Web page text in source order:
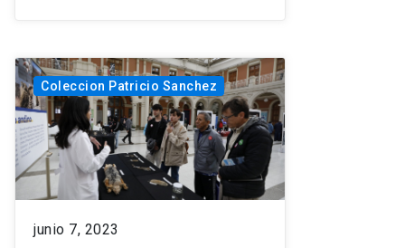
Coleccion Patricio Sanchez
junio 7, 2023